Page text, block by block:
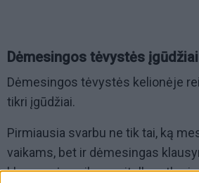
Dėmesingos tėvystės įgūdžiai
Dėmesingos tėvystės kelionėje
tikri įgūdžiai.
Pirmiausia svarbu ne tik tai, ką
vaikams, bet ir dėmesingas
klausomės vaiko susitelkę,